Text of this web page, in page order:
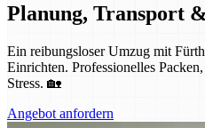
Planung, Transport
Ein reibungsloser Umzug mit
Einrichten. Professionelles
Stress. 🏡
Angebot anfordern